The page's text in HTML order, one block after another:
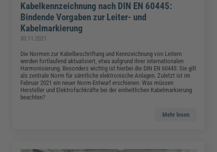
Kabelkennzeichnung nach DIN EN 60445:
Bindende Vorgaben zur Leiter- und
Kabelmarkierung
30.11.2021
Die Normen zur Kabelbeschriftung und Kennzeichnung von Leitern
werden fortlaufend aktualisiert, etwa aufgrund ihrer internationalen
Harmonisierung. Besonders wichtig ist hierbei die DIN EN 60445: Sie gilt
als zentrale Norm für sämtliche elektronische Anlagen. Zuletzt ist im
Februar 2021 ein neuer Norm-Entwurf erschienen. Was müssen
Hersteller und Elektrofachkräfte bei der einheitlichen Kabelmarkierung
beachten?
Mehr lesen